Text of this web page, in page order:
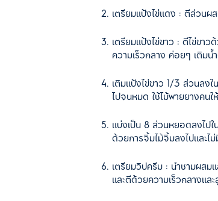
เตรียมแป้งไข่แดง : ตีส่วนผ
เตรียมแป้งไข่ขาว : ตีไข่ขา
ความเร็วกลาง ค่อยๆ เติมน้
เติมแป้งไข่ขาว 1/3 ส่วนลง
ไปจนหมด ใช้ไม้พายยางคนใ
แบ่งเป็น 8 ส่วนหยอดลงไป
ด้วยการจิ้มไม้จิ้มลงไปและไ
เตรียมวิปครีม : นำชามผสม
และตีด้วยความเร็วกลางแล